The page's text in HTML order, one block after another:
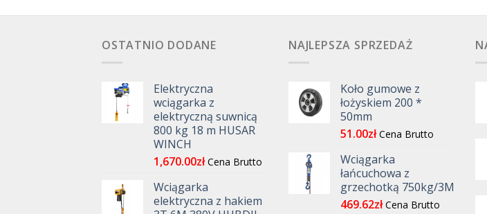
OSTATNIO DODANE
Elektryczna
wciągarka z
elektryczną suwnicą
800 kg 18 m HUSAR
WINCH
1,670.00zł Cena Brutto
Wciągarka
elektryczna z hakiem
NAJLEPSZA SPRZEDAŻ
Koło gumowe z
łożyskiem 200 *
50mm
51.00zł Cena Brutto
Wciągarka
łańcuchowa z
grzechotką 750kg/3M
469.62zł Cena Brutto